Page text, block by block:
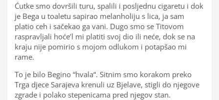
Ćutke smo dovršili turu, spalili i posljednu cigaretu i dok
je Bega u toaletu sapirao melanholiju s lica, ja sam
platio ceh i sačekao ga vani. Dugo smo se Titovom
raspravljali hoće’l mi platiti svoj dio ili neće, dok se na
kraju nije pomirio s mojom odlukom i potapšao mi
rame.
To je bilo Begino “hvala“. Sitnim smo korakom preko
Trga djece Sarajeva krenuli uz Bjelave, stigli do njegove
zgrade i polako stepenicama pred njegov stan.